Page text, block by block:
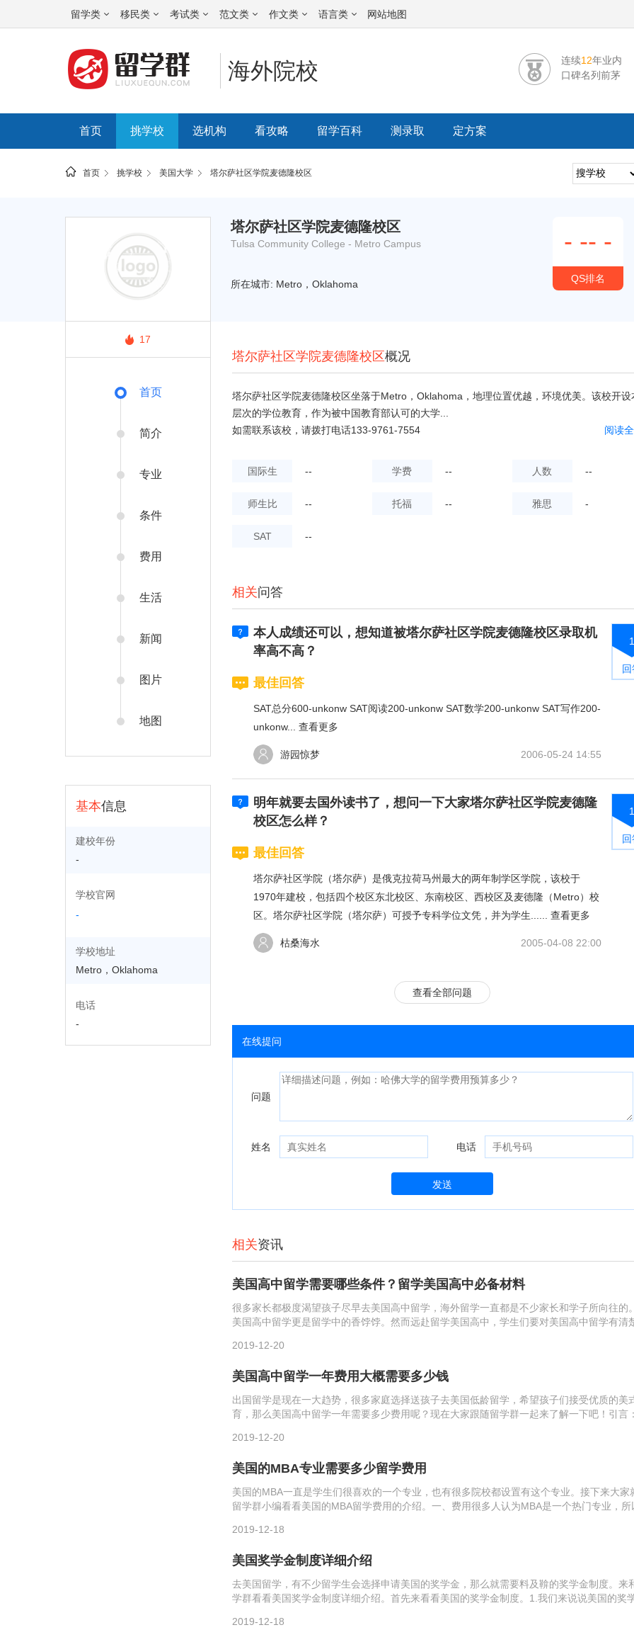
留学类 移民类 考试类 范文类 作文类 语言类 网站地图
海外院校 连续12年业内
口碑名列前茅
首页 挑学校 选机构 看攻略 留学百科 测录取 定方案
首页 挑学校 美国大学 塔尔萨社区学院麦德隆校区
塔尔萨社区学院麦德隆校区
Tulsa Community College - Metro Campus
所在城市: Metro，Oklahoma
- -- -
QS排名
17
首页
简介
专业
条件
费用
生活
新闻
图片
地图
基本信息
建校年份
-
学校官网
-
学校地址
Metro，Oklahoma
电话
-
塔尔萨社区学院麦德隆校区概况
塔尔萨社区学院麦德隆校区坐落于Metro，Oklahoma，地理位置优越，环境优美。该校开设
层次的学位教育，作为被中国教育部认可的大学...
如需联系该校，请拨打电话133-9761-7554
阅读
国际生 -- 学费 -- 人数 --
师生比 -- 托福 -- 雅思 -
SAT --
相关问答
本人成绩还可以，想知道被塔尔萨社区学院麦德隆校区录取机
率高不高？
最佳回答
SAT总分600-unkonw SAT阅读200-unkonw SAT数学200-unkonw SAT写作200-
unkonw... 查看更多
游园惊梦 2006-05-24 14:55
1
明年就要去国外读书了，想问一下大家塔尔萨社区学院麦德隆
校区怎么样？
最佳回答
塔尔萨社区学院（塔尔萨）是俄克拉荷马州最大的两年制学区学院，该校于
1970年建校，包括四个校区东北校区、东南校区、西校区及麦德隆（Metro）校
区。塔尔萨社区学院（塔尔萨）可授予专科学位文凭，并为学生...... 查看更多
枯桑海水 2005-04-08 22:00
1
查看全部问题
在线提问
问题
姓名 电话
发送
相关资讯
美国高中留学需要哪些条件？留学美国高中必备材料
很多家长都极度渴望孩子尽早去美国高中留学，海外留学一直都是不少家长和学子所向往的
美国高中留学更是留学中的香饽饽。然而远赴留学美国高中，学生们要对美国高中留学有清
带大家一起来看看！申请美...
2019-12-20
美国高中留学一年费用大概需要多少钱
出国留学是现在一大趋势，很多家庭选择送孩子去美国低龄留学，希望孩子们接受优质的美
育，那么美国高中留学一年需要多少费用呢？现在大家跟随留学群一起来了解一下吧！引言
读。国际学生申请私立高中可...
2019-12-20
美国的MBA专业需要多少留学费用
美国的MBA一直是学生们很喜欢的一个专业，也有很多院校都设置有这个专业。接下来大家
留学群小编看看美国的MBA留学费用的介绍。一、费用很多人认为MBA是一个热门专业，所
学费往往比MBA...
2019-12-18
美国奖学金制度详细介绍
去美国留学，有不少留学生会选择申请美国的奖学金，那么就需要料及鞥的奖学金制度。来
学群看看美国奖学金制度详细介绍。首先来看看美国的奖学金制度。1.我们来说说美国的奖
优秀程度...
2019-12-18